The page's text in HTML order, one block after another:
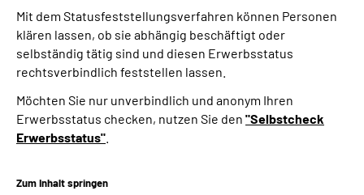
Beratung & Kontakt
Experten
Über uns & Presse
Online-Services
Suche
Mit dem Statusfeststellungsverfahren können Personen
klären lassen, ob sie abhängig beschäftigt oder
selbständig tätig sind und diesen Erwerbsstatus
rechtsverbindlich feststellen lassen.
Möchten Sie nur unverbindlich und anonym Ihren
Erwerbsstatus checken, nutzen Sie den "Selbstcheck
Erwerbsstatus"
Zum Inhalt springen